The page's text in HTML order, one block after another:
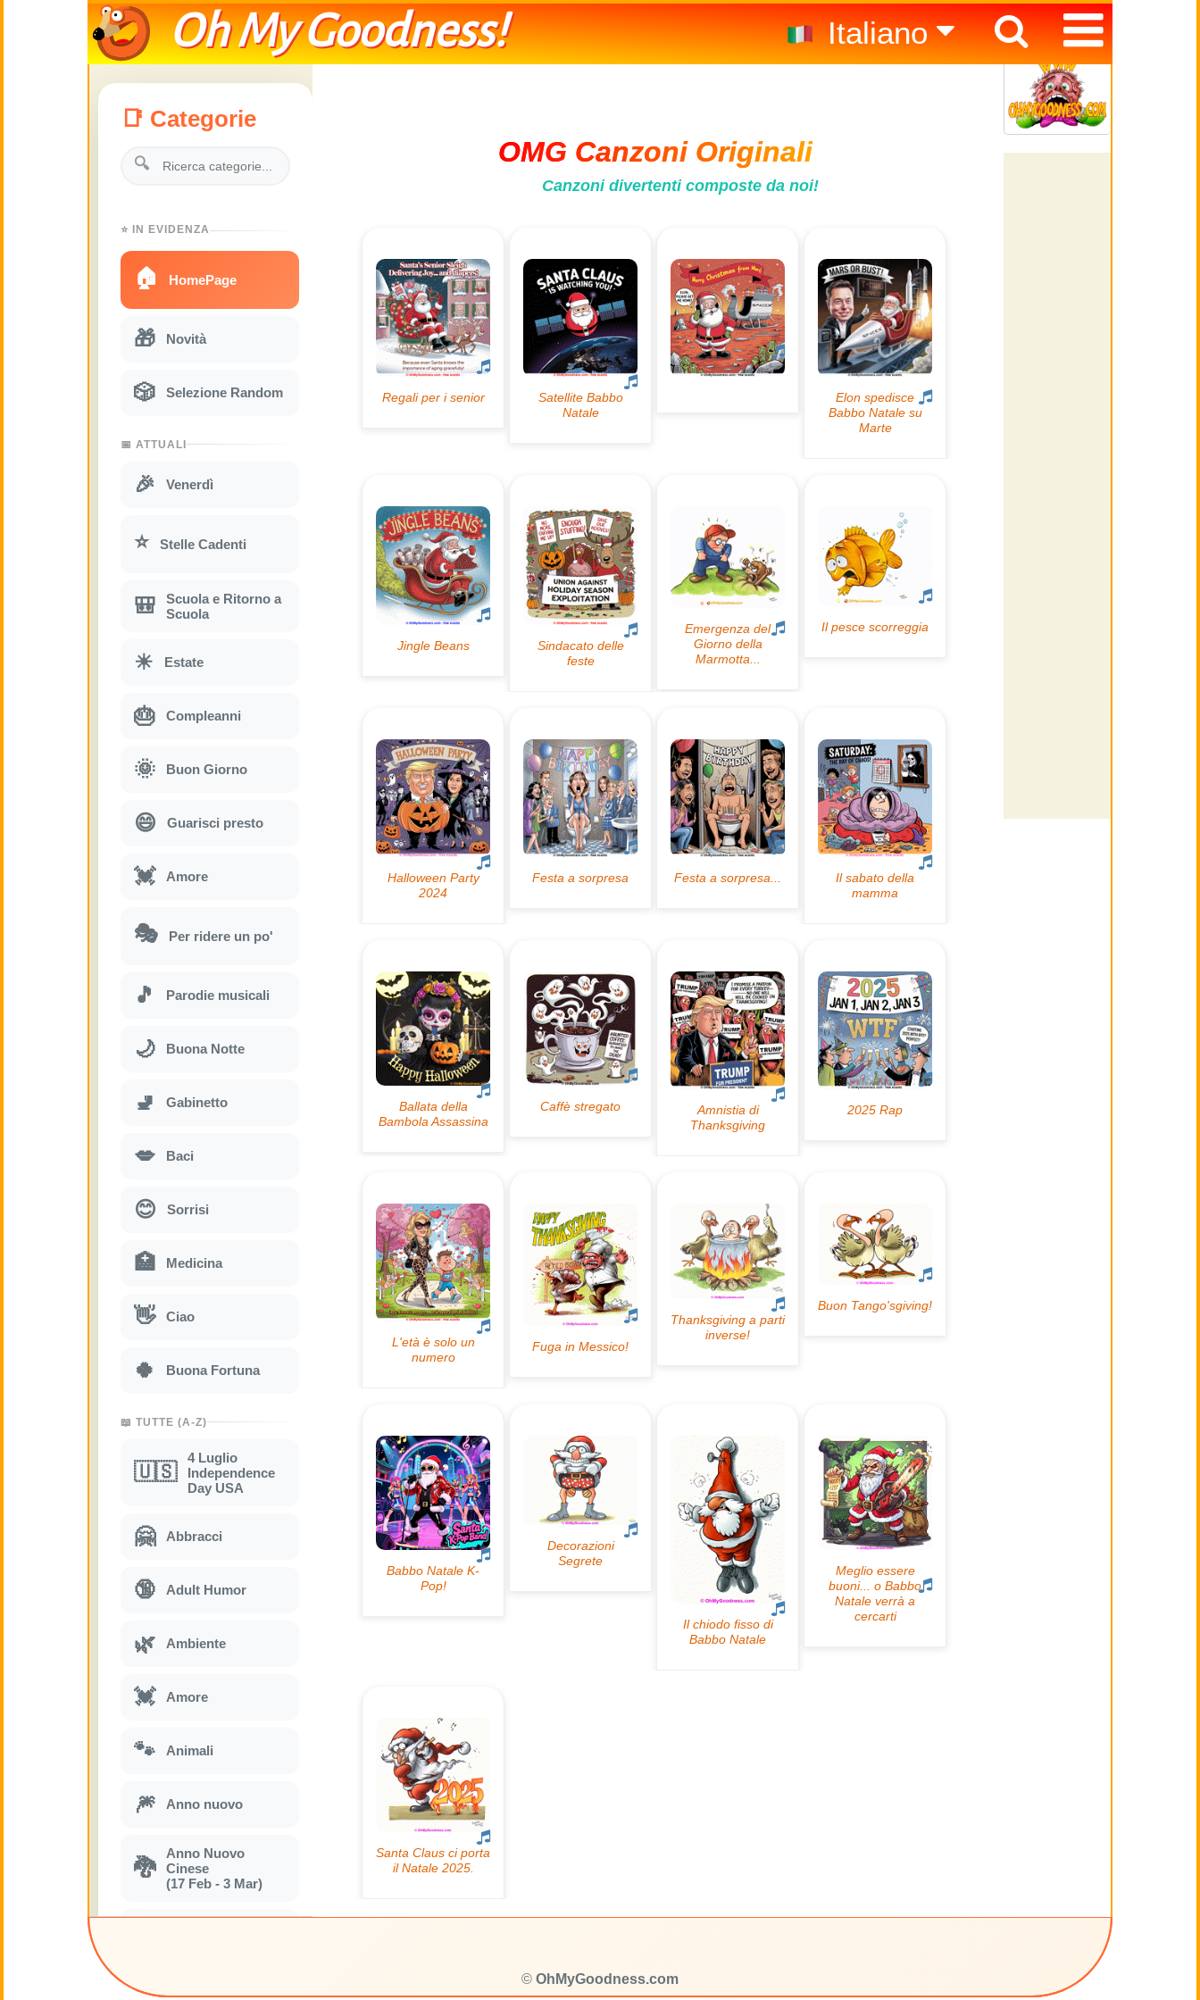
Oh My Goodness!
Italiano
Español
📑 Categorie
🔍
⭐ IN EVIDENZA
🏠 HomePage
🎁 Novità
🎲 Selezione Random
📅 ATTUALI
🎉 Venerdì
⭐ Stelle Cadenti
🎒
Scuola e Ritorno a
Scuola
☀ Estate
🎂 Compleanni
🌞 Buon Giorno
😄 Guarisci presto
💓 Amore
🎭 Per ridere un po'
🎵 Parodie musicali
🌙 Buona Notte
🚽 Gabinetto
💋 Baci
😊 Sorrisi
🏥 Medicina
👋 Ciao
🍀 Buona Fortuna
📖 TUTTE (A-Z)
🇺🇸
4 Luglio
Independence
Day USA
🤗 Abbracci
🔞 Adult Humor
🌿 Ambiente
💓 Amore
🐾 Animali
🎆 Anno nuovo
🐉
Anno Nuovo
Cinese
(17 Feb - 3 Mar)
🍁
OMG Canzoni Originali
Canzoni divertenti composte da noi!
© OhMyGoodness.com